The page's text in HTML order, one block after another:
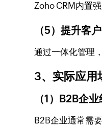
Zoho CRM内置
（5）提升客
通过一体化管理
3、实际应用
（1）B2B企
B2B企业通常需